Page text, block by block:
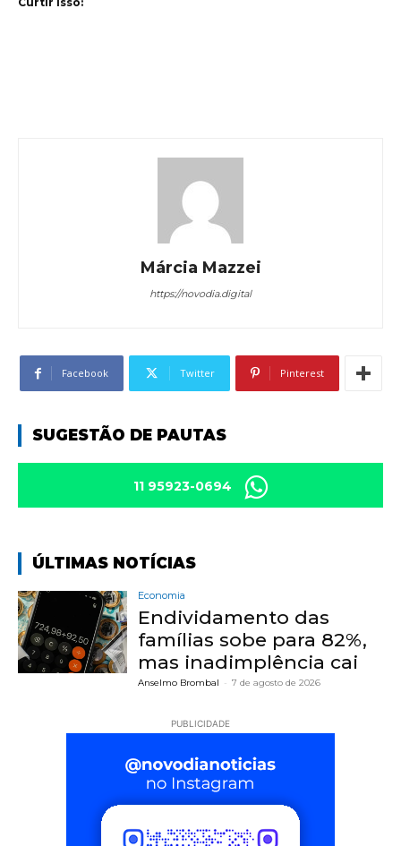
Márcia Mazzei
https://novodia.digital
Facebook Twitter Pinterest
SUGESTÃO DE PAUTAS
11 95923-0694
ÚLTIMAS NOTÍCIAS
Economia
Endividamento das
famílias sobe para 82%,
mas inadimplência cai
Anselmo Brombal - 7 de agosto de 2026
PUBLICIDADE